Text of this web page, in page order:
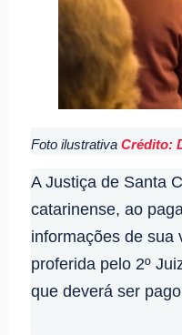
Foto ilustrativa Crédito:
A Justiça de Santa
catarinense, ao
informações de sua
proferida pelo 2º
que deverá ser